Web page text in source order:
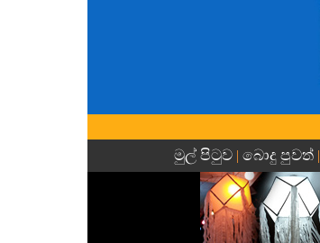
මුල් පිටුව | බොදු පුවත්|